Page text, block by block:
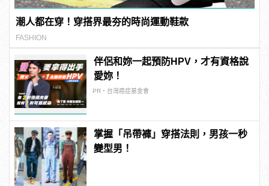
潮人都在穿！穿搭界最夯的時尚運動鞋款
FASHION
伴侶和妳一起預防HPV，才有資格說
愛妳！
PR・台灣癌症基金會
掌握「吊帶褲」穿搭法則，男孩一秒
變型男！